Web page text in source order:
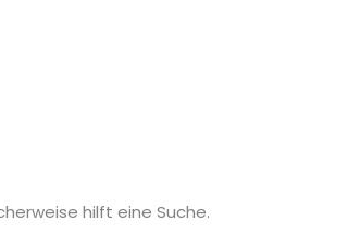
hilft eine Suche.